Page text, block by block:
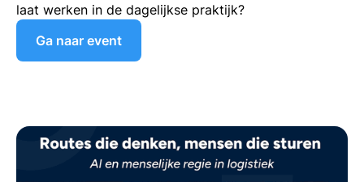
laat werken in de dagelijkse praktijk?
Ga naar event